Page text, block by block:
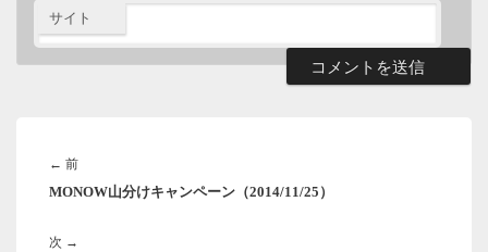
サイト
ビ
ー
← 前前
の
MONOW山分けキャンペーン（2014/11/25）
次 →